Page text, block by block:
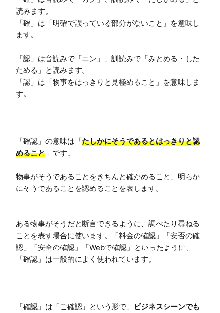
読みます。
「確」は「明確で誤っている部分がないこと」を意味し
ます。
「認」は音読みで「ニン」、訓読みで「みとめる・した
ためる」と読みます。
「認」は「物事をはっきりと見極めること」を意味しま
す。
「確認」の意味は「たしかにそうであるとはっきりと認
めること 」です。
物事がそうであることをきちんと確かめること、明らか
にそうであることを認めることを表します。
ある物事がそうだと断言できるように、調べたり尋ねる
ことを表す場合に使います。「料金の確認」「安否の確
認」「安全の確認」「Webで確認」といったように、
「確認」は一般的によく使われています。
「確認」は「ご確認」という形で、
ビジネスシーンでも